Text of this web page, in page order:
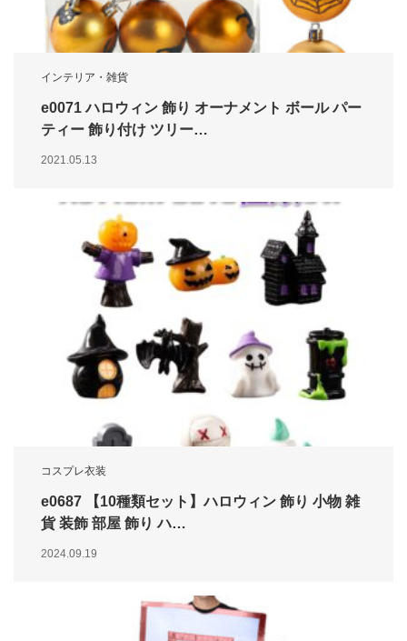
インテリア・雑貨
e0071 ハロウィン 飾り オーナメント ボール パー
ティー 飾り付け ツリー…
2021.05.13
コスプレ衣装
e0687 【10種類セット】ハロウィン 飾り 小物 雑
貨 装飾 部屋 飾り ハ…
2024.09.19